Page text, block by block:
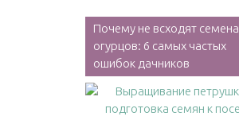
Почему не всходят семена
огурцов: 6 самых частых
ошибок дачников